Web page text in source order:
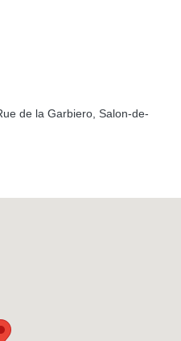
de la Garbiero, Salon-de-